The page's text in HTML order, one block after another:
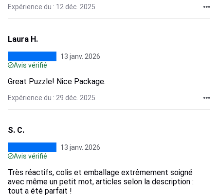
Expérience du : 12 déc. 2025
Laura H.
13 janv. 2026
Avis vérifié
Great Puzzle! Nice Package.
Expérience du : 29 déc. 2025
S. C.
13 janv. 2026
Avis vérifié
Très réactifs, colis et emballage extrêmement soigné
avec même un petit mot, articles selon la description :
tout a été parfait !